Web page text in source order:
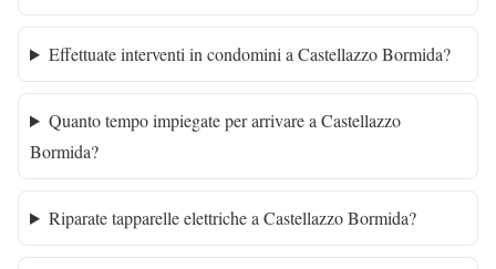
Effettuate interventi in condomini a Castellazzo Bormida?
Quanto tempo impiegate per arrivare a Castellazzo
Bormida?
Riparate tapparelle elettriche a Castellazzo Bormida?